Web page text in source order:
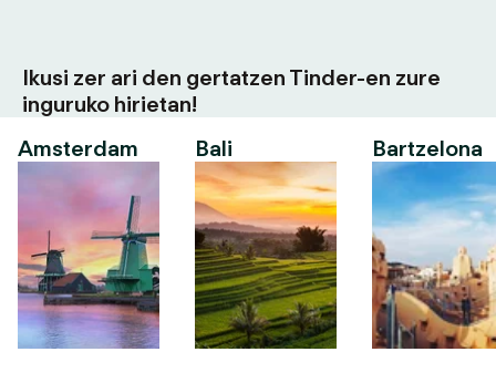
Ikusi zer ari den gertatzen Tinder-en zure
inguruko hirietan!
Amsterdam
Bali Bartzelona